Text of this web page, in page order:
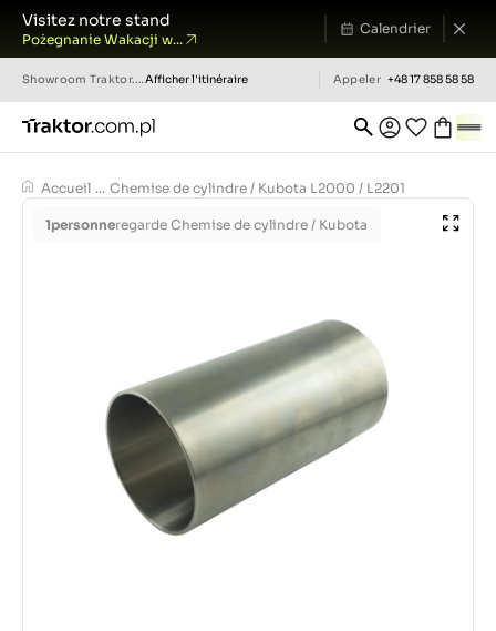
Visitez notre stand
Pożegnanie Wakacji w...
Calendrier
Showroom Traktor.com.pl Afficher l'itinéraire Appeler +48 17 858 58 58
Accueil ... Chemise de cylindre / Kubota L2000 / L2201
1personneregarde Chemise de cylindre / Kubota